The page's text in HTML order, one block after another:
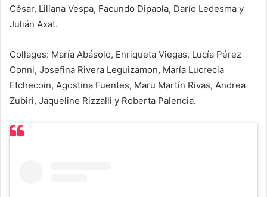
César, Liliana Vespa, Facundo Dipaola, Darío Ledesma y
Julián Axat.
Collages: María Abásolo, Enriqueta Viegas, Lucía Pérez
Conni, Josefina Rivera Leguizamon, María Lucrecia
Etchecoin, Agostina Fuentes, Maru Martín Rivas, Andrea
Zubiri, Jaqueline Rizzalli y Roberta Palencia.